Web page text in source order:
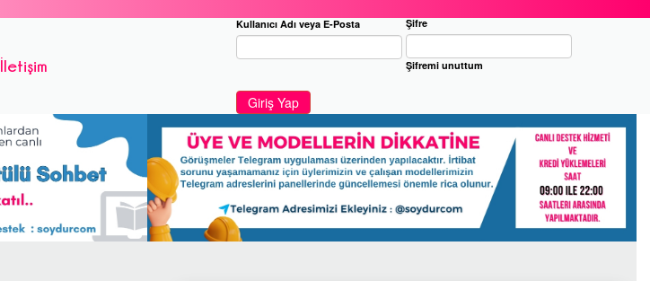
İletişim
Kullanıcı Adı veya E-Posta Şifre
Şifremi unuttum
Giriş Yap